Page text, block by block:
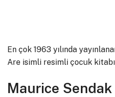
En çok 1963 yılında
Are isimli resimli çocuk
Maurice